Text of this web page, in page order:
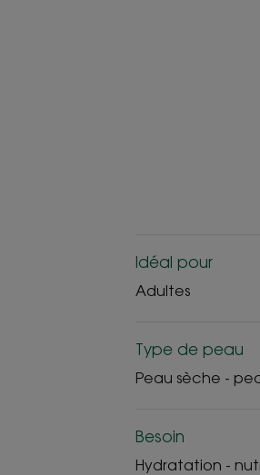
Idéal pour
Adultes
Type de peau
Peau sèche -
Besoin
Hydratation -